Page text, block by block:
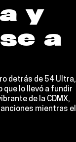
y
a
detrás de 54 Ultra,
que lo llevó a fundir
de la CDMX,
mientras el